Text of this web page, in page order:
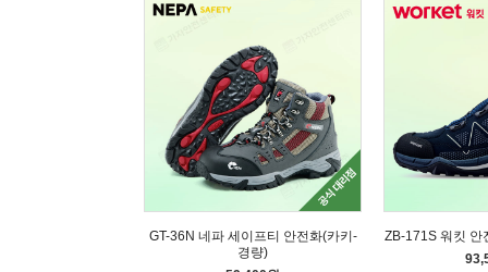
GT-36N 네파 세이프티 안전화(카키-
경량)
ZB-171S 워킷 안